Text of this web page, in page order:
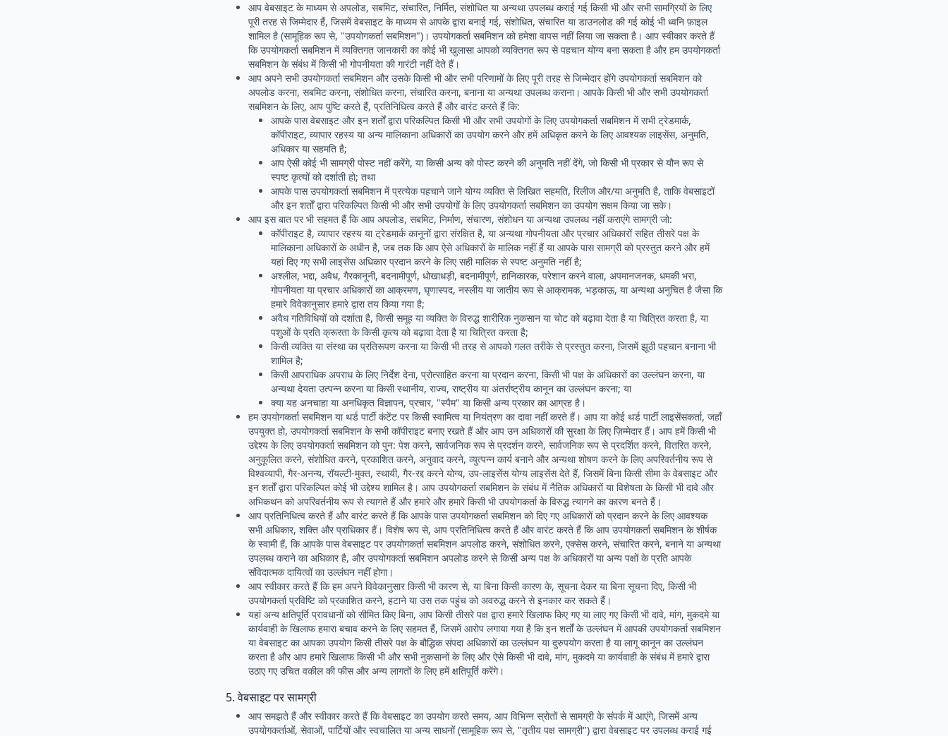
आप वेबसाइट के माध्यम से अपलोड, सबमिट, संचारित, निर्मित, संशोधित या अन्यथा उपलब्ध कराई गई किसी भी और सभी सामग्रियों के लिए
पूरी तरह से जिम्मेदार हैं, जिसमें वेबसाइट के माध्यम से आपके द्वारा बनाई गई, संशोधित, संचारित या डाउनलोड की गई कोई भी ध्वनि फ़ाइल
शामिल है (सामूहिक रूप से, "उपयोगकर्ता सबमिशन")। उपयोगकर्ता सबमिशन को हमेशा वापस नहीं लिया जा सकता है। आप स्वीकार करते हैं
कि उपयोगकर्ता सबमिशन में व्यक्तिगत जानकारी का कोई भी खुलासा आपको व्यक्तिगत रूप से पहचान योग्य बना सकता है और हम उपयोगकर्ता
सबमिशन के संबंध में किसी भी गोपनीयता की गारंटी नहीं देते हैं।
आप अपने सभी उपयोगकर्ता सबमिशन और उसके किसी भी और सभी परिणामों के लिए पूरी तरह से जिम्मेदार होंगे उपयोगकर्ता सबमिशन को
अपलोड करना, सबमिट करना, संशोधित करना, संचारित करना, बनाना या अन्यथा उपलब्ध कराना। आपके किसी भी और सभी उपयोगकर्ता
सबमिशन के लिए, आप पुष्टि करते हैं, प्रतिनिधित्व करते हैं और वारंट करते हैं कि:
आपके पास वेबसाइट और इन शर्तों द्वारा परिकल्पित किसी भी और सभी उपयोगों के लिए उपयोगकर्ता सबमिशन में सभी ट्रेडमार्क,
कॉपीराइट, व्यापार रहस्य या अन्य मालिकाना अधिकारों का उपयोग करने और हमें अधिकृत करने के लिए आवश्यक लाइसेंस, अनुमति,
अधिकार या सहमति है;
आप ऐसी कोई भी सामग्री पोस्ट नहीं करेंगे, या किसी अन्य को पोस्ट करने की अनुमति नहीं देंगे, जो किसी भी प्रकार से यौन रूप से
स्पष्ट कृत्यों को दर्शाती हो; तथा
आपके पास उपयोगकर्ता सबमिशन में प्रत्येक पहचाने जाने योग्य व्यक्ति से लिखित सहमति, रिलीज और/या अनुमति है, ताकि वेबसाइटों
और इन शर्तों द्वारा परिकल्पित किसी भी और सभी उपयोगों के लिए उपयोगकर्ता सबमिशन का उपयोग सक्षम किया जा सके।
आप इस बात पर भी सहमत हैं कि आप अपलोड, सबमिट, निर्माण, संचारण, संशोधन या अन्यथा उपलब्ध नहीं कराएंगे सामग्री जो:
कॉपीराइट है, व्यापार रहस्य या ट्रेडमार्क कानूनों द्वारा संरक्षित है, या अन्यथा गोपनीयता और प्रचार अधिकारों सहित तीसरे पक्ष के
मालिकाना अधिकारों के अधीन है, जब तक कि आप ऐसे अधिकारों के मालिक नहीं हैं या आपके पास सामग्री को प्रस्तुत करने और हमें
यहां दिए गए सभी लाइसेंस अधिकार प्रदान करने के लिए सही मालिक से स्पष्ट अनुमति नहीं है;
अश्लील, भद्दा, अवैध, गैरकानूनी, बदनामीपूर्ण, धोखाधड़ी, बदनामीपूर्ण, हानिकारक, परेशान करने वाला, अपमानजनक, धमकी भरा,
गोपनीयता या प्रचार अधिकारों का आक्रमण, घृणास्पद, नस्लीय या जातीय रूप से आक्रामक, भड़काऊ, या अन्यथा अनुचित है जैसा कि
हमारे विवेकानुसार हमारे द्वारा तय किया गया है;
अवैध गतिविधियों को दर्शाता है, किसी समूह या व्यक्ति के विरुद्ध शारीरिक नुकसान या चोट को बढ़ावा देता है या चित्रित करता है, या
पशुओं के प्रति क्रूरता के किसी कृत्य को बढ़ावा देता है या चित्रित करता है;
किसी व्यक्ति या संस्था का प्रतिरूपण करना या किसी भी तरह से आपको गलत तरीके से प्रस्तुत करना, जिसमें झूठी पहचान बनाना भी
शामिल है;
किसी आपराधिक अपराध के लिए निर्देश देना, प्रोत्साहित करना या प्रदान करना, किसी भी पक्ष के अधिकारों का उल्लंघन करना, या
अन्यथा देयता उत्पन्न करना या किसी स्थानीय, राज्य, राष्ट्रीय या अंतर्राष्ट्रीय कानून का उल्लंघन करना; या
क्या यह अनचाहा या अनधिकृत विज्ञापन, प्रचार, "स्पैम" या किसी अन्य प्रकार का आग्रह है।
हम उपयोगकर्ता सबमिशन या थर्ड पार्टी कंटेंट पर किसी स्वामित्व या नियंत्रण का दावा नहीं करते हैं। आप या कोई थर्ड पार्टी लाइसेंसकर्ता, जहाँ
उपयुक्त हो, उपयोगकर्ता सबमिशन के सभी कॉपीराइट बनाए रखते हैं और आप उन अधिकारों की सुरक्षा के लिए ज़िम्मेदार हैं। आप हमें किसी भी
उद्देश्य के लिए उपयोगकर्ता सबमिशन को पुन: पेश करने, सार्वजनिक रूप से प्रदर्शन करने, सार्वजनिक रूप से प्रदर्शित करने, वितरित करने,
अनुकूलित करने, संशोधित करने, प्रकाशित करने, अनुवाद करने, व्युत्पन्न कार्य बनाने और अन्यथा शोषण करने के लिए अपरिवर्तनीय रूप से
विश्वव्यापी, गैर-अनन्य, रॉयल्टी-मुक्त, स्थायी, गैर-रद्द करने योग्य, उप-लाइसेंस योग्य लाइसेंस देते हैं, जिसमें बिना किसी सीमा के वेबसाइट और
इन शर्तों द्वारा परिकल्पित कोई भी उद्देश्य शामिल है। आप उपयोगकर्ता सबमिशन के संबंध में नैतिक अधिकारों या विशेषता के किसी भी दावे और
अभिकथन को अपरिवर्तनीय रूप से त्यागते हैं और हमारे और हमारे किसी भी उपयोगकर्ता के विरुद्ध त्यागने का कारण बनते हैं।
आप प्रतिनिधित्व करते हैं और वारंट करते हैं कि आपके पास उपयोगकर्ता सबमिशन को दिए गए अधिकारों को प्रदान करने के लिए आवश्यक
सभी अधिकार, शक्ति और प्राधिकार हैं। विशेष रूप से, आप प्रतिनिधित्व करते हैं और वारंट करते हैं कि आप उपयोगकर्ता सबमिशन के शीर्षक
के स्वामी हैं, कि आपके पास वेबसाइट पर उपयोगकर्ता सबमिशन अपलोड करने, संशोधित करने, एक्सेस करने, संचारित करने, बनाने या अन्यथा
उपलब्ध कराने का अधिकार है, और उपयोगकर्ता सबमिशन अपलोड करने से किसी अन्य पक्ष के अधिकारों या अन्य पक्षों के प्रति आपके
संविदात्मक दायित्वों का उल्लंघन नहीं होगा।
आप स्वीकार करते हैं कि हम अपने विवेकानुसार किसी भी कारण से, या बिना किसी कारण के, सूचना देकर या बिना सूचना दिए, किसी भी
उपयोगकर्ता प्रविष्टि को प्रकाशित करने, हटाने या उस तक पहुंच को अवरुद्ध करने से इनकार कर सकते हैं।
यहां अन्य क्षतिपूर्ति प्रावधानों को सीमित किए बिना, आप किसी तीसरे पक्ष द्वारा हमारे खिलाफ किए गए या लाए गए किसी भी दावे, मांग, मुकदमे या
कार्यवाही के खिलाफ हमारा बचाव करने के लिए सहमत हैं, जिसमें आरोप लगाया गया है कि इन शर्तों के उल्लंघन में आपकी उपयोगकर्ता सबमिशन
या वेबसाइट का आपका उपयोग किसी तीसरे पक्ष के बौद्धिक संपदा अधिकारों का उल्लंघन या दुरुपयोग करता है या लागू कानून का उल्लंघन
करता है और आप हमारे खिलाफ किसी भी और सभी नुकसानों के लिए और ऐसे किसी भी दावे, मांग, मुकदमे या कार्यवाही के संबंध में हमारे द्वारा
उठाए गए उचित वकील की फीस और अन्य लागतों के लिए हमें क्षतिपूर्ति करेंगे।
5. वेबसाइट पर सामग्री
आप समझते हैं और स्वीकार करते हैं कि वेबसाइट का उपयोग करते समय, आप विभिन्न स्रोतों से सामग्री के संपर्क में आएंगे, जिसमें अन्य
उपयोगकर्ताओं, सेवाओं, पार्टियों और स्वचालित या अन्य साधनों (सामूहिक रूप से, "तृतीय पक्ष सामग्री") द्वारा वेबसाइट पर उपलब्ध कराई गई